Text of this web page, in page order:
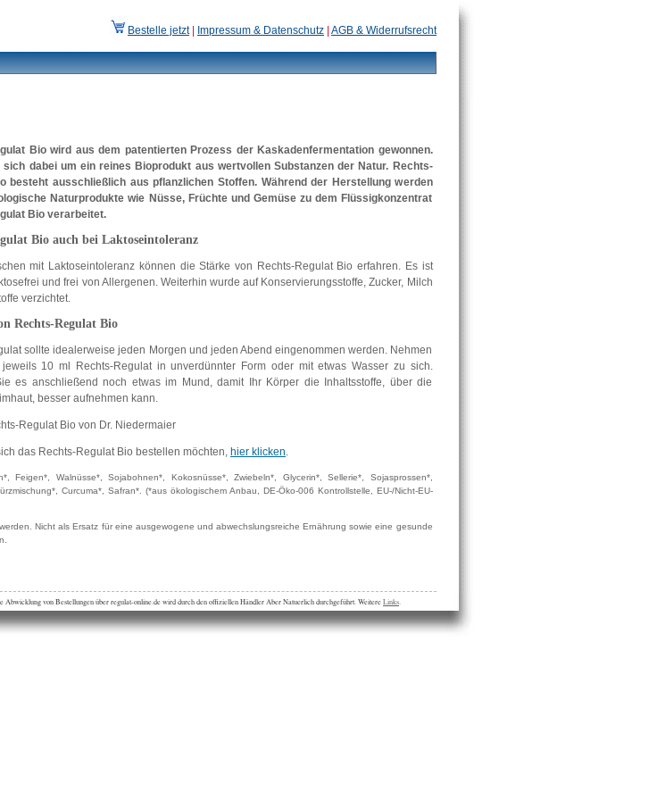
Bestelle jetzt| Impressum & Datenschutz AGB & Widerrufsrecht
Bio wird aus dem patentierten Prozess der Kaskadenfermentation gewonnen.
sich dabei um ein reines Bioprodukt aus wertvollen Substanzen der Natur. Rechts-
besteht ausschließlich aus pflanzlichen Stoffen. Während der Herstellung werden
Naturprodukte wie Nüsse, Früchte und Gemüse zu dem Flüssigkonzentrat
Bio verarbeitet.
Bio auch bei Laktoseintoleranz
mit Laktoseintoleranz können die Stärke von Rechts-Regulat Bio erfahren. Es ist
und frei von Allergenen. Weiterhin wurde auf Konservierungsstoffe, Zucker, Milch
verzichtet.
Rechts-Regulat Bio
sollte idealerweise jeden Morgen und jeden Abend eingenommen werden. Nehmen
10 ml Rechts-Regulat in unverdünnter Form oder mit etwas Wasser zu sich.
es anschließend noch etwas im Mund, damit Ihr Körper die Inhaltsstoffe, über die
besser aufnehmen kann.
Regulat Bio von Dr. Niedermaier
das Rechts-Regulat Bio bestellen möchten, hier klicken.
Feigen*, Walnüsse*, Sojabohnen*, Kokosnüsse*, Zwiebeln*, Glycerin*, Sellerie*, Sojasprossen*,
Curcuma*, Safran*. (*aus ökologischem Anbau, DE-Öko-006 Kontrollstelle, EU-/Nicht-EU-
Nicht als Ersatz für eine ausgewogene und abwechslungsreiche Ernährung sowie eine gesunde
von Bestellungen über regulat-online.de wird durch den offiziellen Händler Aber Natuerlich durchgeführt. WeitereLinks